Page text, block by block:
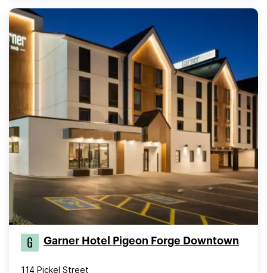
Garner Hotel Pigeon Forge Downtown
114 Pickel Street